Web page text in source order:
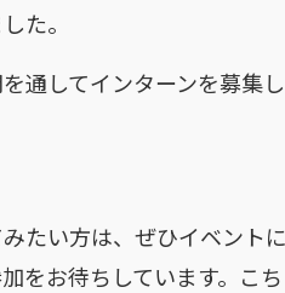
た。
通してインターンを募集
たい方は、ぜひイベント
をお待ちしています。 こ